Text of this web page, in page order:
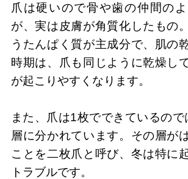
爪は硬いので骨や歯の仲間の
が、実は皮膚が角質化したもの
うたんぱく質が主成分で、肌の
時期は、爪も同じように乾燥し
が起こりやすくなります。
また、爪は1枚でできているの
層に分かれています。その層が
ことを二枚爪と呼び、冬は特に
トラブルです。